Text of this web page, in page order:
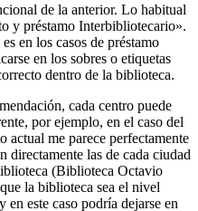
de la anterior. Lo habitual
y préstamo Interbibliotecario».
en los casos de préstamo
en los sobres o etiquetas
dentro de la biblioteca.
cada centro puede
por ejemplo, en el caso del
actual me parece perfectamente
directamente las de cada ciudad
(Biblioteca Octavio
la biblioteca sea el nivel
este caso podría dejarse en